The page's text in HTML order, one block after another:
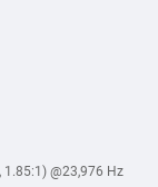
@23,976 Hz